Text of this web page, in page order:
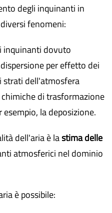
degli inquinanti in
fenomeni:
inquinanti dovuto
per effetto dei
strati dell'atmosfera
di trasformazione
la deposizione.
dell'aria è lastima delle
atmosferici nel dominio
è possibile: